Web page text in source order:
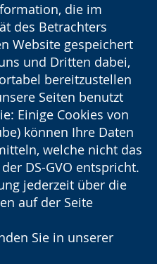
die im
des Betrachters
Website gespeichert
und Dritten dabei,
bereitzustellen
Seiten benutzt
Einige Cookies von
können Ihre Daten
welche nicht das
DS-GVO entspricht.
jederzeit über die
auf der Seite
Sie in unserer